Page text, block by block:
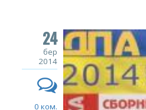
24
бер
2014
0 ком.